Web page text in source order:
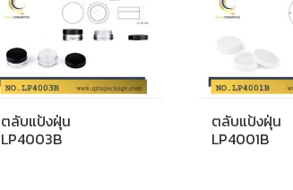
ตลับแป้งฝุ่น
LP4003B
ตลับแป้งฝุ่น
LP4001B